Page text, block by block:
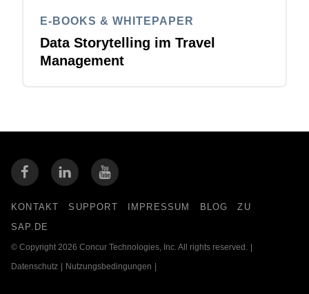
E-BOOKS & WHITEPAPER
Data Storytelling im Travel
Management
KONTAKT SUPPORT IMPRESSUM BLOG
ZU
SAP.DE
© Copyright 2026 Concur Technologies, Inc. All rights reserved.
|
Datenschutz | Nutzungsbedingungen |